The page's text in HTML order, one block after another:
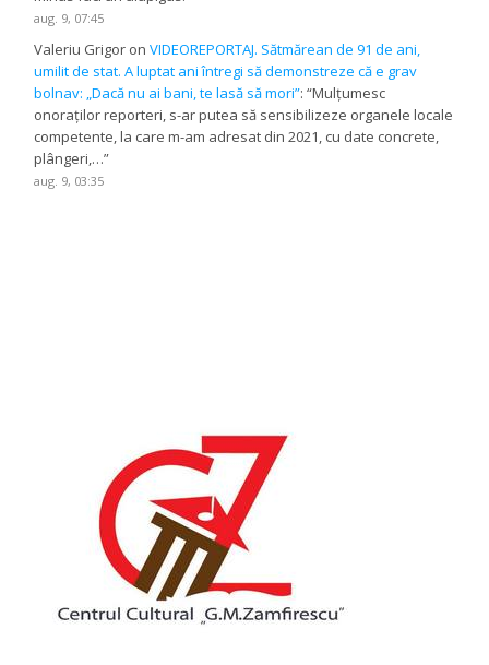
aug. 9, 07:45
Valeriu Grigor onVIDEOREPORTAJ. Sătmărean de 91 de ani,
umilit de stat. A luptat ani întregi să demonstreze că e grav
bolnav: „Dacă nu ai bani, te lasă să mori”: “Mulțumesc
onoraților reporteri, s-ar putea să sensibilizeze organele locale
competente, la care m-am adresat din 2021, cu date concrete,
plângeri,…”
aug. 9, 03:35